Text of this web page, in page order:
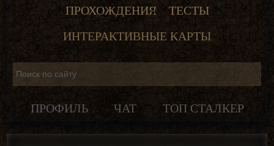
ПРОХОЖДЕНИЯ
ТЕСТЫ
ИНТЕРАКТИВНЫЕ КАРТЫ
ПРОФИЛЬ ЧАТ ТОП СТАЛКЕР